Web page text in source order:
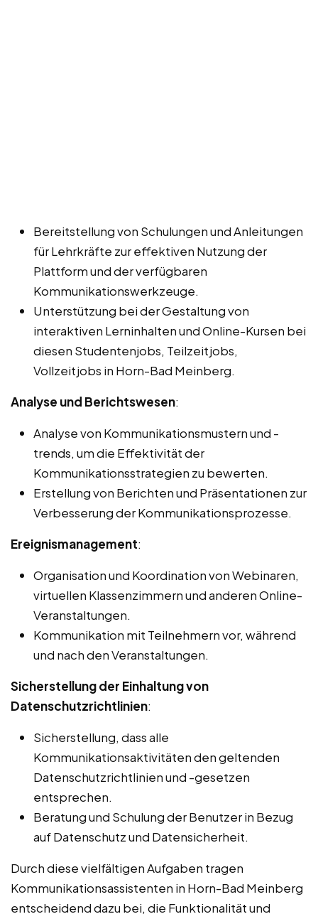
Bereitstellung von Schulungen und Anleitungen
für Lehrkräfte zur effektiven Nutzung der
Plattform und der verfügbaren
Kommunikationswerkzeuge.
Unterstützung bei der Gestaltung von
interaktiven Lerninhalten und Online-Kursen bei
diesen Studentenjobs, Teilzeitjobs,
Vollzeitjobs in Horn-Bad Meinberg.
Analyse und Berichtswesen:
Analyse von Kommunikationsmustern und -
trends, um die Effektivität der
Kommunikationsstrategien zu bewerten.
Erstellung von Berichten und Präsentationen zur
Verbesserung der Kommunikationsprozesse.
Ereignismanagement:
Organisation und Koordination von Webinaren,
virtuellen Klassenzimmern und anderen Online-
Veranstaltungen.
Kommunikation mit Teilnehmern vor, während
und nach den Veranstaltungen.
Sicherstellung der Einhaltung von
Datenschutzrichtlinien:
Sicherstellung, dass alle
Kommunikationsaktivitäten den geltenden
Datenschutzrichtlinien und -gesetzen
entsprechen.
Beratung und Schulung der Benutzer in Bezug
auf Datenschutz und Datensicherheit.
Durch diese vielfältigen Aufgaben tragen
Kommunikationsassistenten in Horn-Bad Meinberg
entscheidend dazu bei, die Funktionalität und